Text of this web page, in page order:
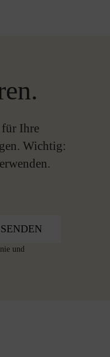
für Ihre
Wichtig:
SENDEN
und